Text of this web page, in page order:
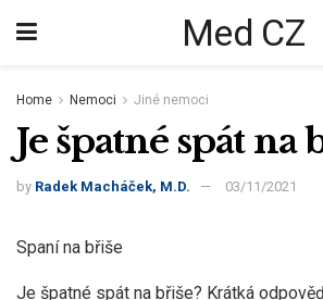
Med CZ
Home Nemoci Jiné nemoci
Je špatné spát na
by Radek Macháček, M.D. 03/11/2021
Spaní na břiše
Je špatné spát na břiše? Krátká